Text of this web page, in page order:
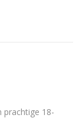
prachtige 18-